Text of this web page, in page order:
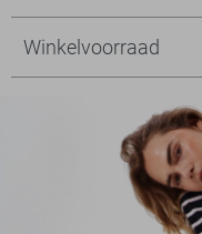
Winkelvoorraad